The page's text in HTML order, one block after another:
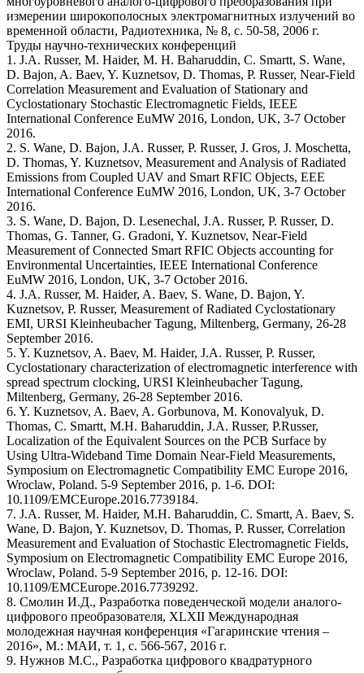
измерении широкополосных электромагнитных излучений во
временной области, Радиотехника, № 8, с. 50-58, 2006 г.
Труды научно-технических конференций
1. J.A. Russer, M. Haider, M. H. Baharuddin, C. Smartt, S. Wane,
D. Bajon, A. Baev, Y. Kuznetsov, D. Thomas, P. Russer, Near-Field
Correlation Measurement and Evaluation of Stationary and
Cyclostationary Stochastic Electromagnetic Fields, IEEE
International Conference EuMW 2016, London, UK, 3-7 October
2016.
2. S. Wane, D. Bajon, J.A. Russer, P. Russer, J. Gros, J. Moschetta,
D. Thomas, Y. Kuznetsov, Measurement and Analysis of Radiated
Emissions from Coupled UAV and Smart RFIC Objects, EEE
International Conference EuMW 2016, London, UK, 3-7 October
2016.
3. S. Wane, D. Bajon, D. Lesenechal, J.A. Russer, P. Russer, D.
Thomas, G. Tanner, G. Gradoni, Y. Kuznetsov, Near-Field
Measurement of Connected Smart RFIC Objects accounting for
Environmental Uncertainties, IEEE International Conference
EuMW 2016, London, UK, 3-7 October 2016.
4. J.A. Russer, M. Haider, A. Baev, S. Wane, D. Bajon, Y.
Kuznetsov, P. Russer, Measurement of Radiated Cyclostationary
EMI, URSI Kleinheubacher Tagung, Miltenberg, Germany, 26-28
September 2016.
5. Y. Kuznetsov, A. Baev, M. Haider, J.A. Russer, P. Russer,
Cyclostationary characterization of electromagnetic interference with
spread spectrum clocking, URSI Kleinheubacher Tagung,
Miltenberg, Germany, 26-28 September 2016.
6. Y. Kuznetsov, A. Baev, A. Gorbunova, M. Konovalyuk, D.
Thomas, C. Smartt, M.H. Baharuddin, J.A. Russer, P.Russer,
Localization of the Equivalent Sources on the PCB Surface by
Using Ultra-Wideband Time Domain Near-Field Measurements,
Symposium on Electromagnetic Compatibility EMC Europe 2016,
Wroclaw, Poland. 5-9 September 2016, p. 1-6. DOI:
10.1109/EMCEurope.2016.7739184.
7. J.A. Russer, M. Haider, M.H. Baharuddin, C. Smartt, A. Baev, S.
Wane, D. Bajon, Y. Kuznetsov, D. Thomas, P. Russer, Correlation
Measurement and Evaluation of Stochastic Electromagnetic Fields,
Symposium on Electromagnetic Compatibility EMC Europe 2016,
Wroclaw, Poland. 5-9 September 2016, p. 12-16. DOI:
10.1109/EMCEurope.2016.7739292.
8. Смолин И.Д., Разработка поведенческой модели аналого-
цифрового преобразователя, XLXII Международная
молодежная научная конференция «Гагаринские чтения –
2016», М.: МАИ, т. 1, с. 566-567, 2016 г.
9. Нужнов М.С., Разработка цифрового квадратурного